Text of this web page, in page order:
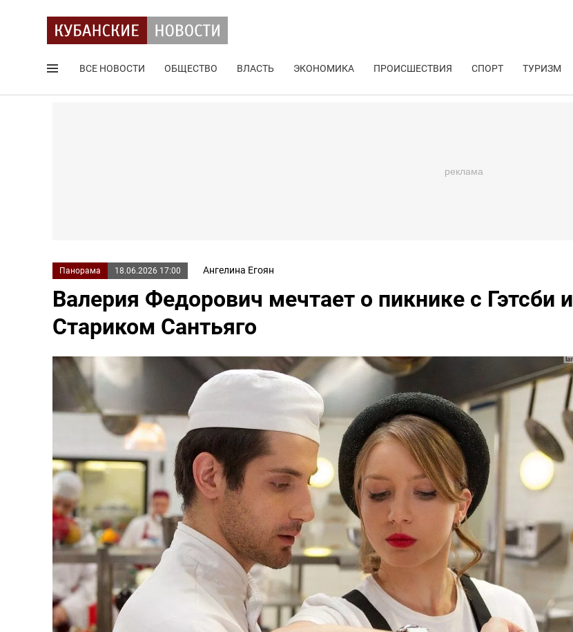
ВСЕ НОВОСТИ ОБЩЕСТВО ВЛАСТЬ ЭКОНОМИКА ПРОИСШЕСТВИЯ СПОРТ ТУРИЗМ
Панорама 18.06.2026 17:00 Ангелина Егоян
Валерия Федорович мечтает о пикнике с Гэтсби и
Стариком Сантьяго